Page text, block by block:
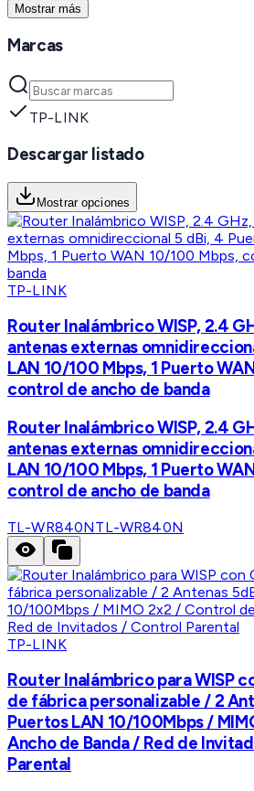
Mostrar más
Marcas
TP-LINK
Descargar listado
Mostrar opciones
TP-LINK
Router Inalámbrico WISP, 2.4
antenas externas
LAN 10/100 Mbps, 1 Puerto
control de ancho de banda
Router Inalámbrico WISP, 2.4
antenas externas
LAN 10/100 Mbps, 1 Puerto
control de ancho de banda
TL-WR840NTL-WR840N
TP-LINK
Router Inalámbrico para WISP
de fábrica personalizable / 2
Puertos LAN 10/100Mbps /
Ancho de Banda / Red de
Parental